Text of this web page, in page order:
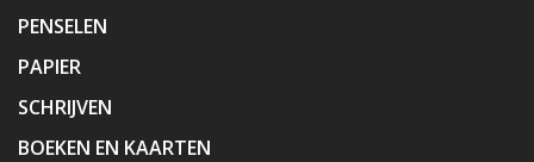
PENSELEN
PAPIER
SCHRIJVEN
BOEKEN EN KAARTEN